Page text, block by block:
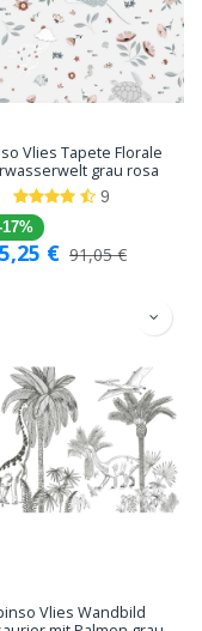
Vlies Tapete Florale
grau rosa
9
17%
€ 91,05€
Vlies Wandbild